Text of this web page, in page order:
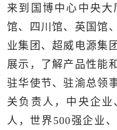
来到国博中心中央
馆、四川馆、英国馆
业集团、超威电源集
展示，了解产品性能
驻华使节、驻渝总领
关负责人，中央企
人，世界500强企业